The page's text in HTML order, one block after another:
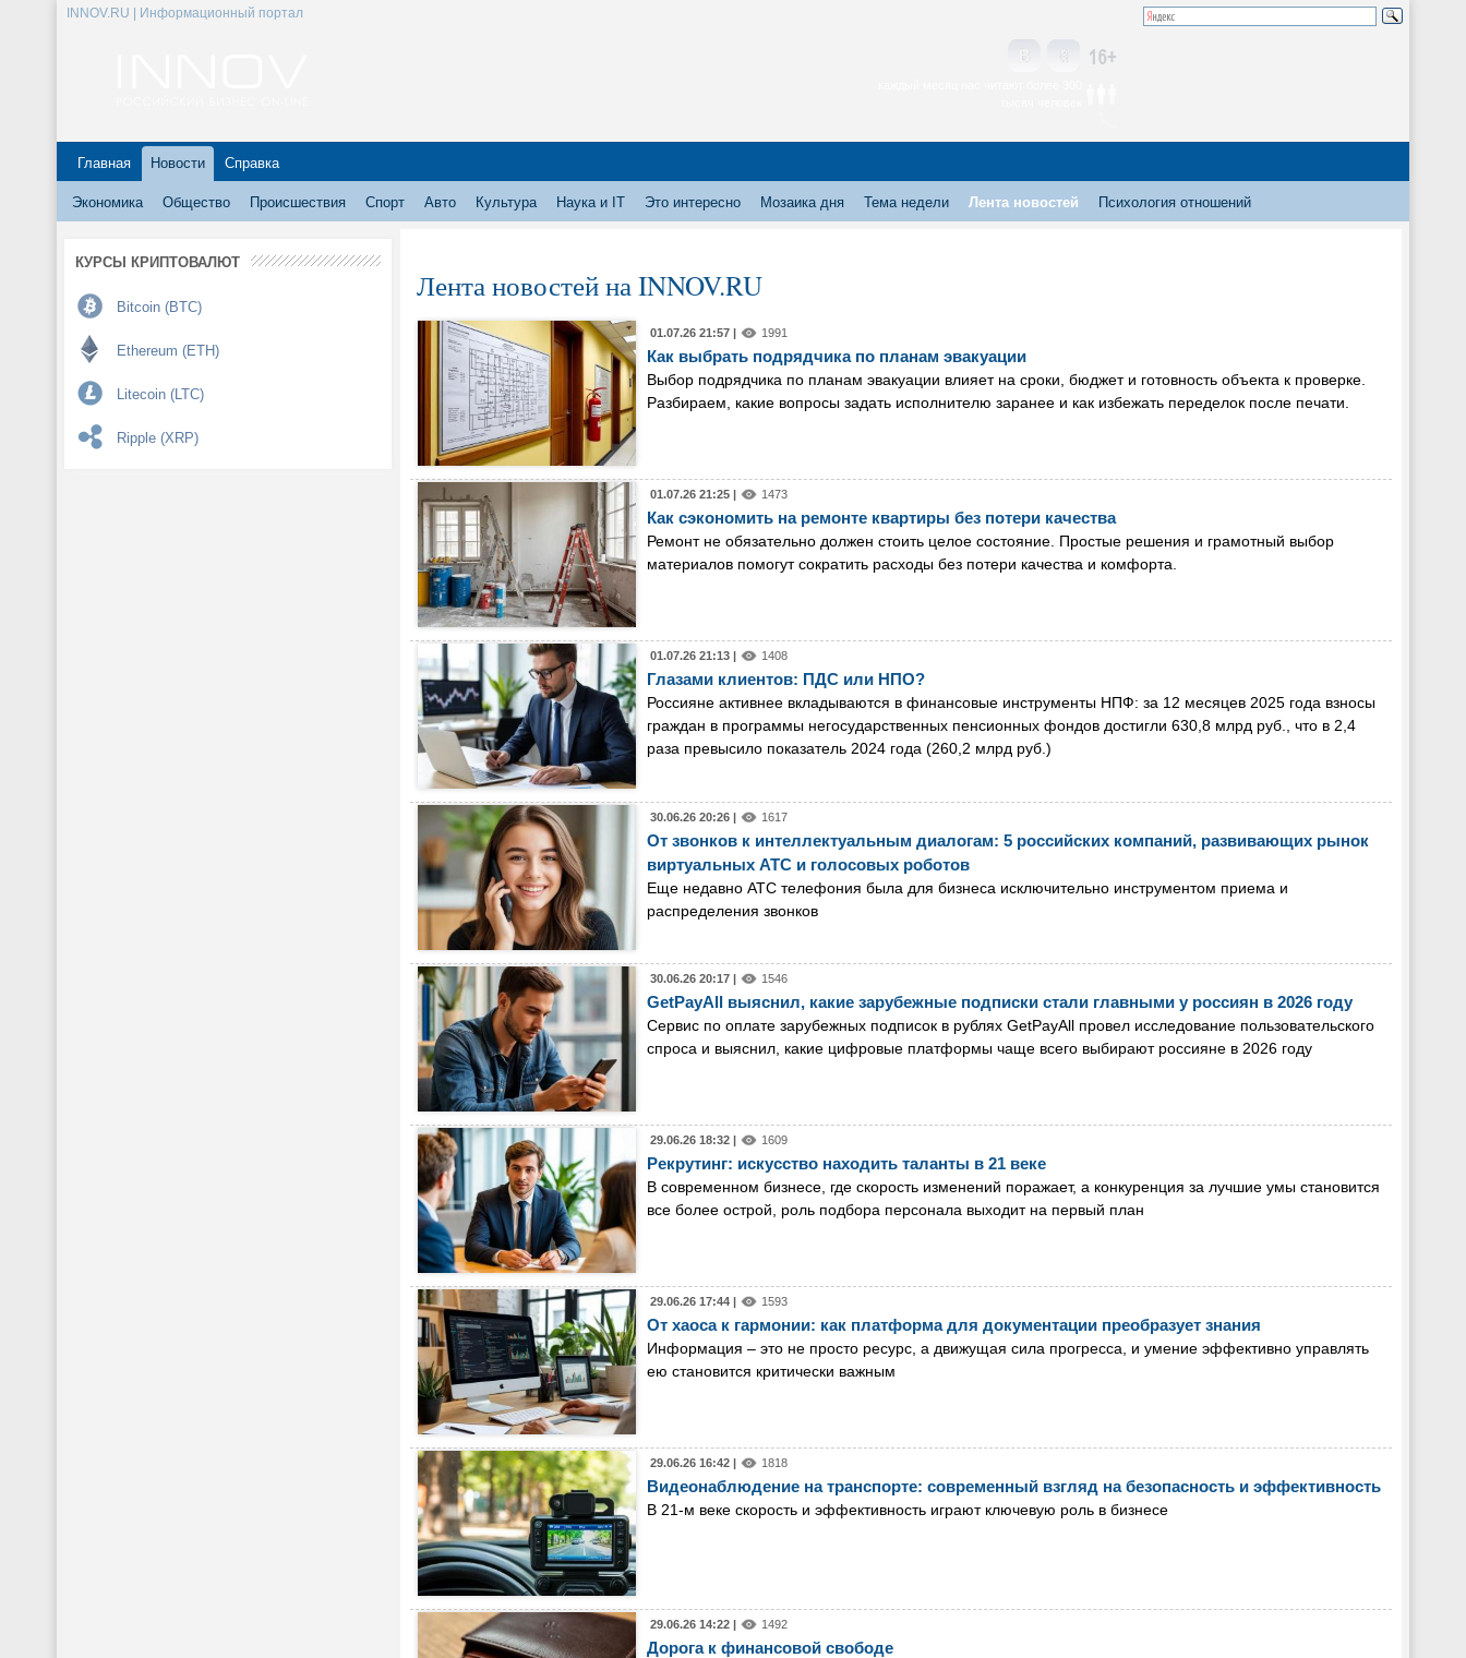
INNOV.RU | Информационный портал
Главная Новости Справка
Экономика Общество Происшествия Спорт Авто Культура Наука и IT Это интересно Мозаика дня Тема недели Лента новостей Психология отношений
КУРСЫ КРИПТОВАЛЮТ
Bitcoin (BTC)
Ethereum (ETH)
Litecoin (LTC)
Ripple (XRP)
Лента новостей на INNOV.RU
01.07.26 21:57 | 1991
Как выбрать подрядчика по планам эвакуации
Выбор подрядчика по планам эвакуации влияет на сроки, бюджет и готовность объекта к проверке.
Разбираем, какие вопросы задать исполнителю заранее и как избежать переделок после печати.
01.07.26 21:25 | 1473
Как сэкономить на ремонте квартиры без потери качества
Ремонт не обязательно должен стоить целое состояние. Простые решения и грамотный выбор
материалов помогут сократить расходы без потери качества и комфорта.
01.07.26 21:13 | 1408
Глазами клиентов: ПДС или НПО?
Россияне активнее вкладываются в финансовые инструменты НПФ: за 12 месяцев 2025 года взносы
граждан в программы негосударственных пенсионных фондов достигли 630,8 млрд руб., что в 2,4
раза превысило показатель 2024 года (260,2 млрд руб.)
30.06.26 20:26 | 1617
От звонков к интеллектуальным диалогам: 5 российских компаний, развивающих рынок
виртуальных АТС и голосовых роботов
Еще недавно АТС телефония была для бизнеса исключительно инструментом приема и
распределения звонков
30.06.26 20:17 | 1546
GetPayAll выяснил, какие зарубежные подписки стали главными у россиян в 2026 году
Сервис по оплате зарубежных подписок в рублях GetPayAll провел исследование пользовательского
спроса и выяснил, какие цифровые платформы чаще всего выбирают россияне в 2026 году
29.06.26 18:32 | 1609
Рекрутинг: искусство находить таланты в 21 веке
В современном бизнесе, где скорость изменений поражает, а конкуренция за лучшие умы становится
все более острой, роль подбора персонала выходит на первый план
29.06.26 17:44 | 1593
От хаоса к гармонии: как платформа для документации преобразует знания
Информация – это не просто ресурс, а движущая сила прогресса, и умение эффективно управлять
ею становится критически важным
29.06.26 16:42 | 1818
Видеонаблюдение на транспорте: современный взгляд на безопасность и эффективность
В 21-м веке скорость и эффективность играют ключевую роль в бизнесе
29.06.26 14:22 | 1492
Дорога к финансовой свободе